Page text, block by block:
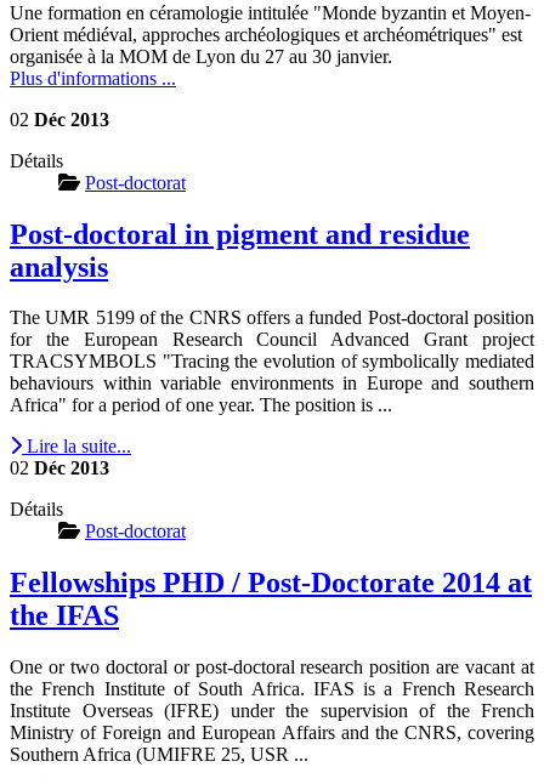
Une formation en céramologie intitulée "Monde byzantin et Moyen-
Orient médiéval, approches archéologiques et archéométriques" est
organisée à la MOM de Lyon du 27 au 30 janvier.
Plus d'informations ...
02 Déc 2013
Détails
Post-doctorat
Post-doctoral in pigment and residue
analysis
The UMR 5199 of the CNRS offers a funded Post-doctoral position
for the European Research Council Advanced Grant project
TRACSYMBOLS "Tracing the evolution of symbolically mediated
behaviours within variable environments in Europe and southern
Africa" for a period of one year. The position is ...
Lire la suite...
02 Déc 2013
Détails
Post-doctorat
Fellowships PHD / Post-Doctorate 2014 at
the IFAS
One or two doctoral or post-doctoral research position are vacant at
the French Institute of South Africa. IFAS is a French Research
Institute Overseas (IFRE) under the supervision of the French
Ministry of Foreign and European Affairs and the CNRS, covering
Southern Africa (UMIFRE 25, USR ...